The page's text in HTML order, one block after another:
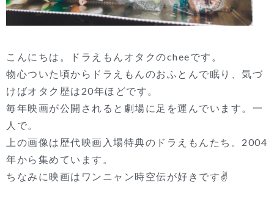
こんにちは。ドラえもんオタクのcheeです。
物心ついた頃からドラえもんのおふとんで眠り、気づ
けばオタク歴は20年ほどです。
毎年映画が公開されると劇場に足を運んでいます。一
人で。
上の画像は歴代映画入場特典のドラえもんたち。2004
年から集めています。
ちなみに映画はワンニャン時空伝が好きです✌